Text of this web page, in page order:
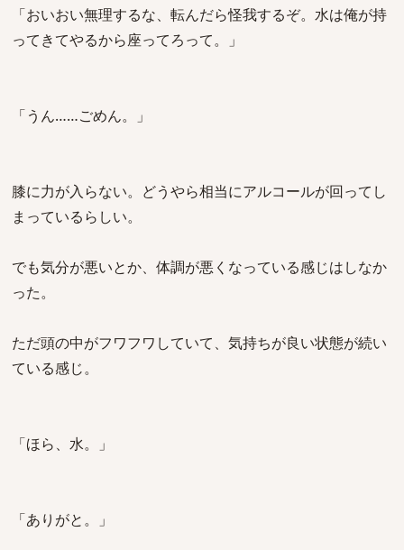
「おいおい無理するな、転んだら怪我するぞ。水は俺が持
ってきてやるから座ってろって。」
「うん……ごめん。」
膝に力が入らない。どうやら相当にアルコールが回ってし
まっているらしい。
でも気分が悪いとか、体調が悪くなっている感じはしなか
った。
ただ頭の中がフワフワしていて、気持ちが良い状態が続い
ている感じ。
「ほら、水。」
「ありがと。」